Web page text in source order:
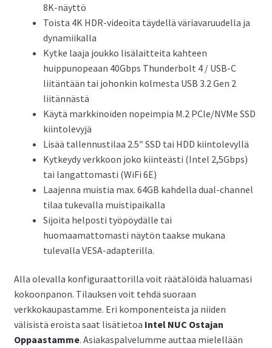
8K-näyttö
Toista 4K HDR-videoita täydellä väriavaruudella ja
dynamiikalla
Kytke laaja joukko lisälaitteita kahteen
huippunopeaan 40Gbps Thunderbolt 4 / USB-C
liitäntään tai johonkin kolmesta USB 3.2 Gen 2
liitännästä
Käytä markkinoiden nopeimpia M.2 PCIe/NVMe SSD
kiintolevyjä
Lisää tallennustilaa 2.5″ SSD tai HDD kiintolevyllä
Kytkeydy verkkoon joko kiinteästi (Intel 2,5Gbps)
tai langattomasti (WiFi 6E)
Laajenna muistia max. 64GB kahdella dual-channel
tilaa tukevalla muistipaikalla
Sijoita helposti työpöydälle tai
huomaamattomasti näytön taakse mukana
tulevalla VESA-adapterilla.
Alla olevalla konfiguraattorilla voit räätälöidä haluamasi
kokoonpanon. Tilauksen voit tehdä suoraan
verkkokaupastamme. Eri komponenteista ja niiden
välisistä eroista saat lisätietoa Intel NUC Ostajan
Oppaastamme. Asiakaspalvelumme auttaa mielellään